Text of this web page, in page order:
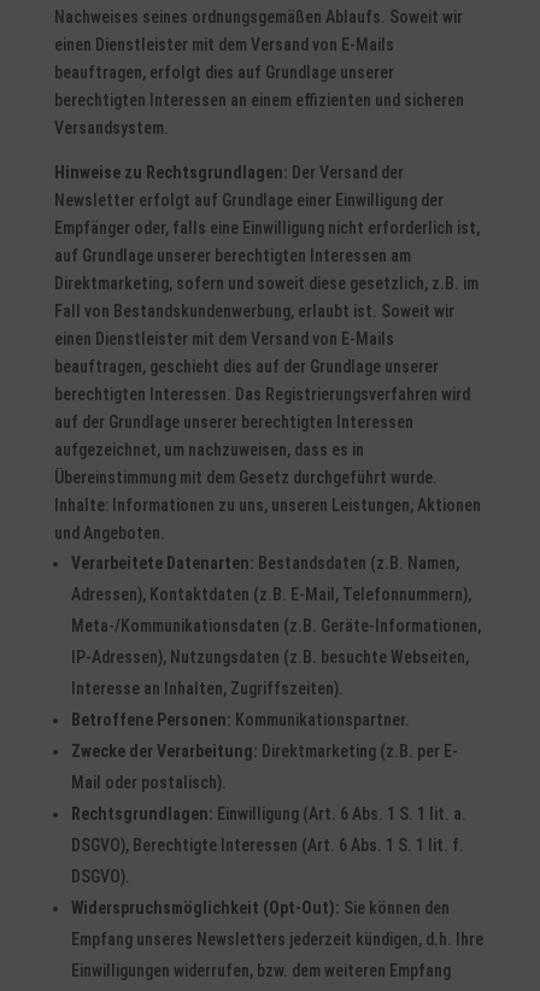
Nachweises seines ordnungsgemäßen Ablaufs. Soweit wir
einen Dienstleister mit dem Versand von E-Mails
beauftragen, erfolgt dies auf Grundlage unserer
berechtigten Interessen an einem effizienten und sicheren
Versandsystem.
Hinweise zu Rechtsgrundlagen: Der Versand der
Newsletter erfolgt auf Grundlage einer Einwilligung der
Empfänger oder, falls eine Einwilligung nicht erforderlich ist,
auf Grundlage unserer berechtigten Interessen am
Direktmarketing, sofern und soweit diese gesetzlich, z.B. im
Fall von Bestandskundenwerbung, erlaubt ist. Soweit wir
einen Dienstleister mit dem Versand von E-Mails
beauftragen, geschieht dies auf der Grundlage unserer
berechtigten Interessen. Das Registrierungsverfahren wird
auf der Grundlage unserer berechtigten Interessen
aufgezeichnet, um nachzuweisen, dass es in
Übereinstimmung mit dem Gesetz durchgeführt wurde.
Inhalte: Informationen zu uns, unseren Leistungen, Aktionen
und Angeboten.
Verarbeitete Datenarten: Bestandsdaten (z.B. Namen,
Adressen), Kontaktdaten (z.B. E-Mail, Telefonnummern),
Meta-/Kommunikationsdaten (z.B. Geräte-Informationen,
IP-Adressen), Nutzungsdaten (z.B. besuchte Webseiten,
Interesse an Inhalten, Zugriffszeiten).
Betroffene Personen: Kommunikationspartner.
Zwecke der Verarbeitung: Direktmarketing (z.B. per E-
Mail oder postalisch).
Rechtsgrundlagen: Einwilligung (Art. 6 Abs. 1 S. 1 lit. a.
DSGVO), Berechtigte Interessen (Art. 6 Abs. 1 S. 1 lit. f.
DSGVO).
Widerspruchsmöglichkeit (Opt-Out): Sie können den
Empfang unseres Newsletters jederzeit kündigen, d.h. Ihre
Einwilligungen widerrufen, bzw. dem weiteren Empfang